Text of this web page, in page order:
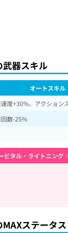
武器スキル
オートスキル
度+30%、アクション
数-25%
ビタル・ライトニング
ステータス